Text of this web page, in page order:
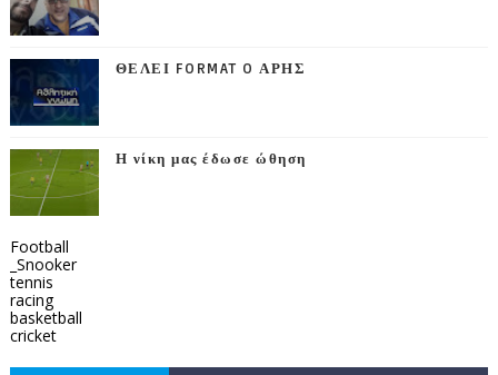
ΘΕΛΕΙ FORMAT O ΑΡΗΣ
Η νίκη μας έδωσε ώθηση
Football
_Snooker
tennis
racing
basketball
cricket